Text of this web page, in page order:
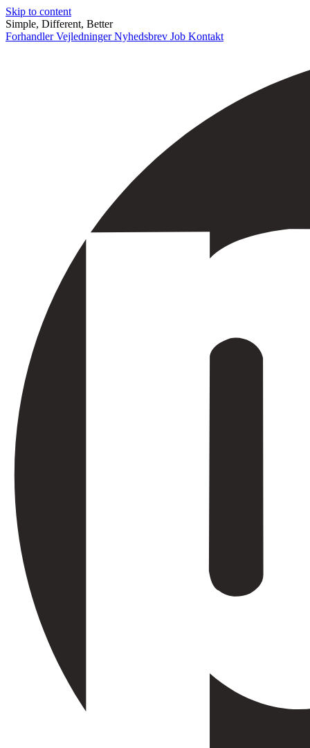
Skip to content
Simple, Different, Better
ForhandlerVejledningerNyhedsbrev Job Kontakt